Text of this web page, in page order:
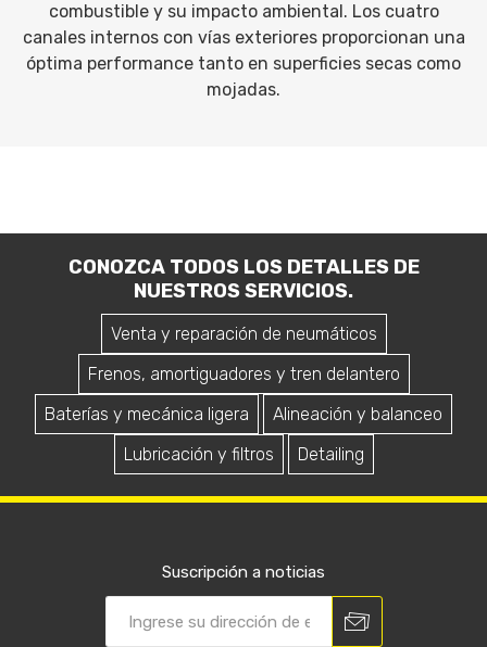
combustible y su impacto ambiental. Los cuatro
canales internos con vías exteriores proporcionan una
óptima performance tanto en superficies secas como
mojadas.
CONOZCA TODOS LOS DETALLES DE
NUESTROS SERVICIOS.
Venta y reparación de neumáticos
Frenos, amortiguadores y tren delantero
Baterías y mecánica ligera
Alineación y balanceo
Lubricación y filtros
Detailing
Suscripción a noticias